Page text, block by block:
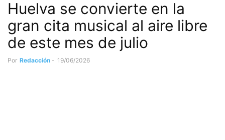
Huelva se convierte en la
gran cita musical al aire libre
de este mes de julio
Por Redacción - 19/06/2026